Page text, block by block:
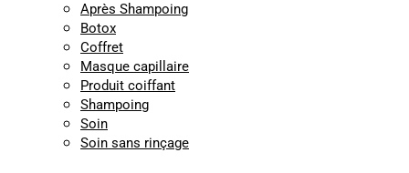
Après Shampoing
Botox
Coffret
Masque capillaire
Produit coiffant
Shampoing
Soin
Soin sans rinçage